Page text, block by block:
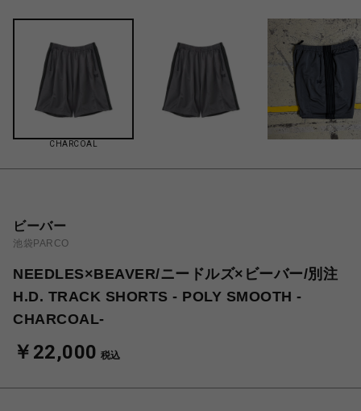
CHARCOAL
ビーバー
池袋PARCO
NEEDLES×BEAVER/ニードルズ×ビーバー/別注
H.D. TRACK SHORTS - POLY SMOOTH -
CHARCOAL-
￥22,000 税込